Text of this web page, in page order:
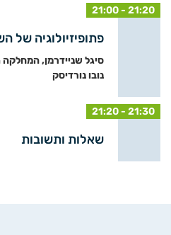
21:00 - 21:20
פתופיזיולוגיה
סיגל שניידרמן,
נובו נורדיסק
21:20 - 21:30
שאלות ותשובות